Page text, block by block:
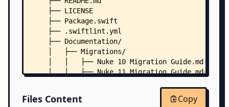
    ├── LICENSE
    ├── Package.swift
    ├── .swiftlint.yml
    ├── Documentation/
    │   ├── Migrations/
    │   │   ├── Nuke 10 Migration Guide.md
    │   │   ├── Nuke 11 Migration Guide.md
    │   │   ├── Nuke 4 Migration Guide.md
Files Content Copy